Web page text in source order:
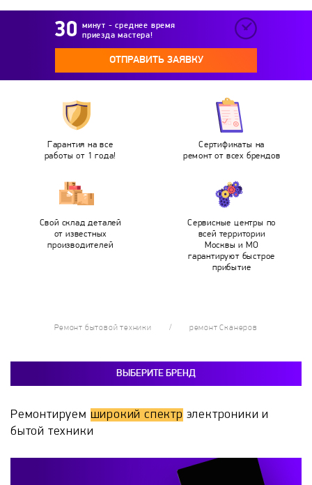
минут - среднее время
приезда мастера!
ОТПРАВИТЬ ЗАЯВКУ
Гарантия на все
работы от 1 года!
Сертификаты на
ремонт от всех брендов
Свой склад деталей
от известных
производителей
Сервисные центры по
всей территории
Москвы и МО
гарантируют быстрое
прибытие
Ремонт бытовой техники ремонт Сканеров
ВЫБЕРИТЕ БРЕНД
Ремонтируем широкий спектр электроники и
бытой техники